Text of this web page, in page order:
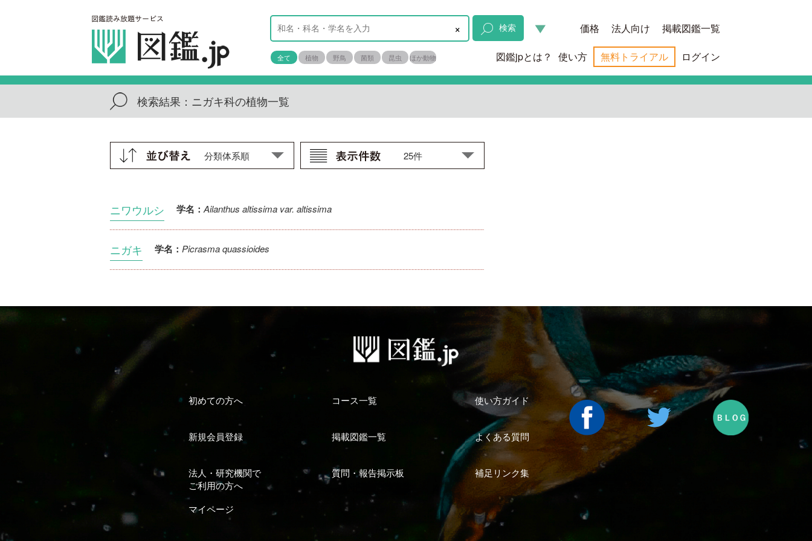
× 検索
全て 植物 野鳥 菌類 昆虫 ほか動物
価格 法人向け 掲載図鑑一覧
図鑑jpとは？ 使い方 無料トライアル ログイン
検索結果： ニガキ科の植物一覧
ニワウルシ 学名： Ailanthus altissima var. altissima
ニガキ 学名： Picrasma quassioides
初めての方へ コース一覧 使い方ガイド
新規会員登録 掲載図鑑一覧 よくある質問
法人・研究機関で
ご利用の方へ
質問・報告掲示板 補足リンク集
マイページ